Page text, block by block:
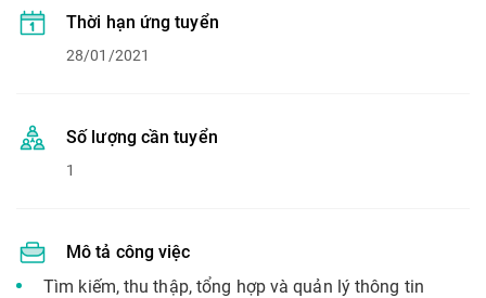
Thời hạn ứng tuyển
28/01/2021
Số lượng cần tuyển
1
Mô tả công việc
Tìm kiếm, thu thập, tổng hợp và quản lý thông tin